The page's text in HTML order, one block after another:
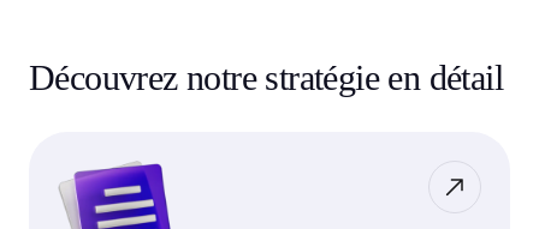
Découvrez notre stratégie en détail